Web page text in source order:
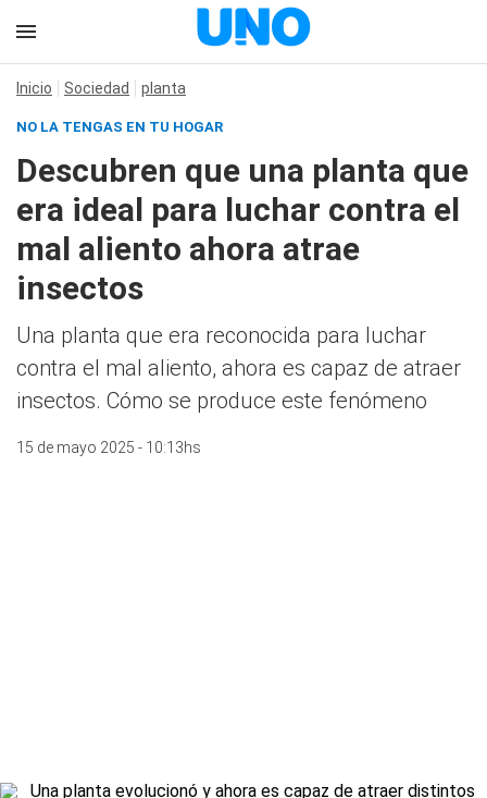
Inicio Sociedad planta
NO LA TENGAS EN TU HOGAR
Descubren que una planta que
era ideal para luchar contra el
mal aliento ahora atrae
insectos
Una planta que era reconocida para luchar
contra el mal aliento, ahora es capaz de atraer
insectos. Cómo se produce este fenómeno
15 de mayo 2025 - 10:13hs